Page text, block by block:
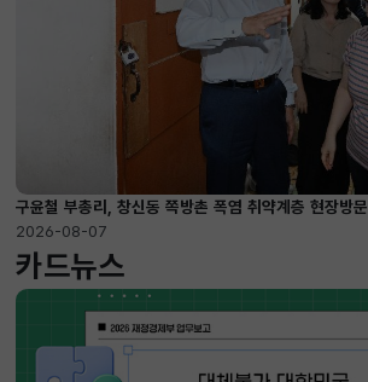
구윤철 부총리, 창신동 쪽방촌 폭염 취약계층 현장방문
2026-08-07
카드뉴스